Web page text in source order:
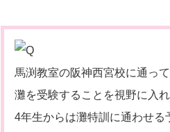
馬渕教室の阪神西宮校に通っ
灘を受験することを視野に入れ
4年生からは灘特訓に通わせ